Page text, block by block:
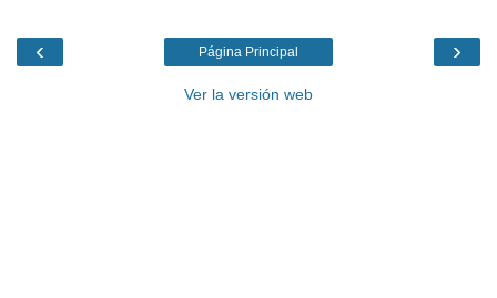
‹ ›
Página Principal
Ver la versión web